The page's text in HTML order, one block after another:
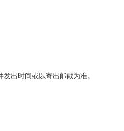
出时间或以寄出邮戳为准。